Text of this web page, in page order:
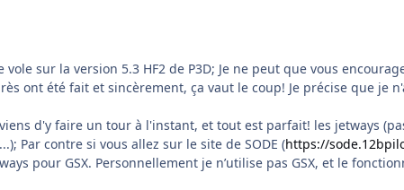
sur la version 5.3 HF2 de P3D; Je ne peut que vous
ont été fait et sincèrement, ça vaut le coup! Je précise que je
d'y faire un tour à l'instant, et tout est parfait! les jetways
Par contre si vous allez sur le site de SODE (https://
pour GSX. Personnellement je n’utilise pas GSX, et le